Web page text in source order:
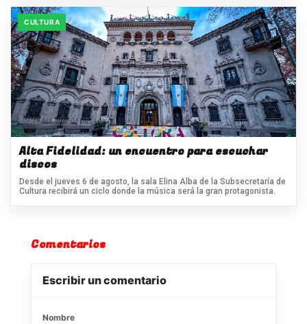
CULTURA
Alta Fidelidad: un encuentro para escuchar
discos
Desde el jueves 6 de agosto, la sala Elina Alba de la Subsecretaría de
Cultura recibirá un ciclo donde la música será la gran protagonista.
Comentarios
Escribir un comentario
Nombre